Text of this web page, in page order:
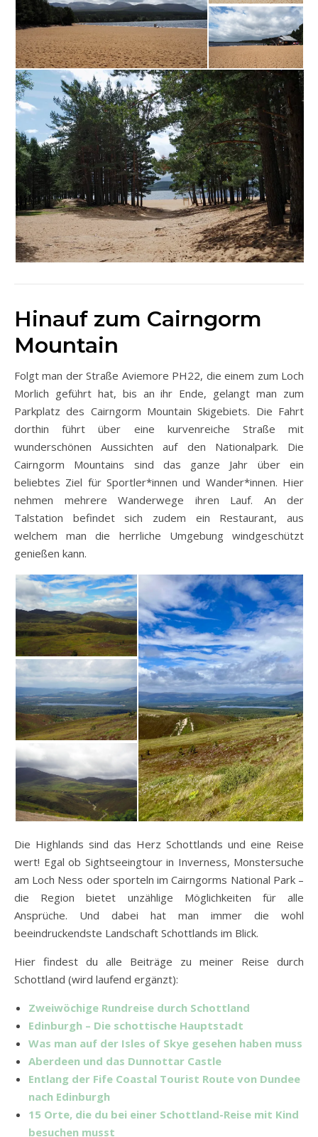
Hinauf zum Cairngorm
Mountain
Folgt man der Straße Aviemore PH22, die einem zum Loch
Morlich geführt hat, bis an ihr Ende, gelangt man zum
Parkplatz des Cairngorm Mountain Skigebiets. Die Fahrt
dorthin führt über eine kurvenreiche Straße mit
wunderschönen Aussichten auf den Nationalpark. Die
Cairngorm Mountains sind das ganze Jahr über ein
beliebtes Ziel für Sportler*innen und Wander*innen. Hier
nehmen mehrere Wanderwege ihren Lauf. An der
Talstation befindet sich zudem ein Restaurant, aus
welchem man die herrliche Umgebung windgeschützt
genießen kann.
Die Highlands sind das Herz Schottlands und eine Reise
wert! Egal ob Sightseeingtour in Inverness, Monstersuche
am Loch Ness oder sporteln im Cairngorms National Park –
die Region bietet unzählige Möglichkeiten für alle
Ansprüche. Und dabei hat man immer die wohl
beeindruckendste Landschaft Schottlands im Blick.
Hier findest du alle Beiträge zu meiner Reise durch
Schottland (wird laufend ergänzt):
Zweiwöchige Rundreise durch Schottland
Edinburgh – Die schottische Hauptstadt
Was man auf der Isles of Skye gesehen haben muss
Aberdeen und das Dunnottar Castle
Entlang der Fife Coastal Tourist Route von Dundee
nach Edinburgh
15 Orte, die du bei einer Schottland-Reise mit Kind
besuchen musst